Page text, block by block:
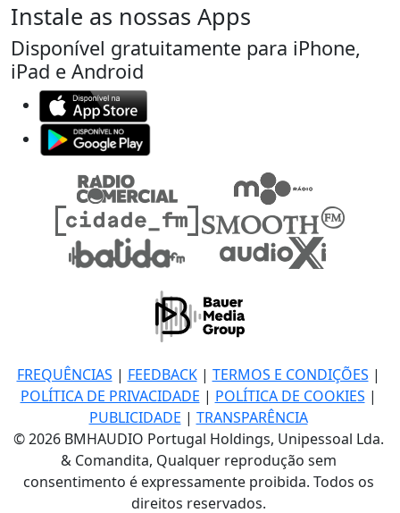
Instale as nossas Apps
Disponível gratuitamente para iPhone,
iPad e Android
FREQUÊNCIAS | FEEDBACK| TERMOS E CONDIÇÕES |
POLÍTICA DE PRIVACIDADE | POLÍTICA DE COOKIES |
PUBLICIDADE | TRANSPARÊNCIA
© 2026 BMHAUDIO Portugal Holdings, Unipessoal Lda.
& Comandita, Qualquer reprodução sem
consentimento é expressamente proibida. Todos os
direitos reservados.